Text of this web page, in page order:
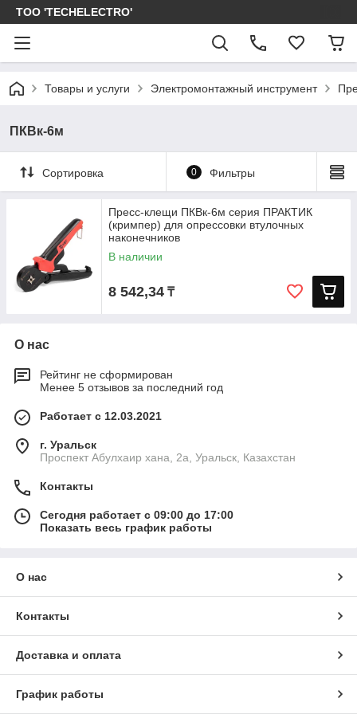
ТОО 'TECHELECTRO'
Товары и услуги Электромонтажный инструмент
ПКВк-6м
Сортировка 0 Фильтры
Пресс-клещи ПКВк-6м серия ПРАКТИК
(кримпер) для опрессовки втулочных
наконечников
В наличии
8 542,34 ₸
О нас
Рейтинг не сформирован
Менее 5 отзывов за последний год
Работает с 12.03.2021
г. Уральск
Проспект Абулхаир хана, 2а, Уральск, Казахстан
Контакты
Сегодня работает с 09:00 до 17:00
Показать весь график работы
О нас
Контакты
Доставка и оплата
График работы